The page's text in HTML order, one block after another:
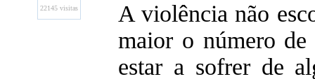
22145 visitas
A violência não
maior o número de
estar a sofrer de